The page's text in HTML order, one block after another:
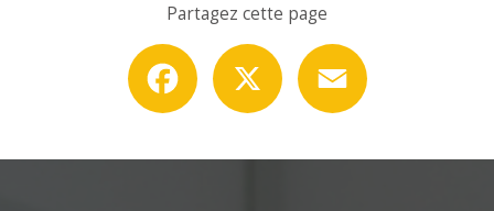
Partagez cette page
Facebook